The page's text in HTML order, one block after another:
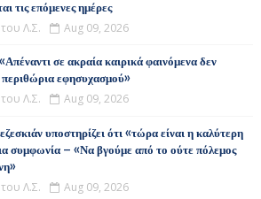
τις επόμενες ημέρες
Λ.Σ. Aug 09, 2026
σε ακραία καιρικά φαινόμενα δεν
εφησυχασμού»
Λ.Σ. Aug 09, 2026
υποστηρίζει ότι «τώρα είναι η καλύτερη
συμφωνία – «Να βγούμε από το ούτε πόλεμος
Λ.Σ. Aug 09, 2026